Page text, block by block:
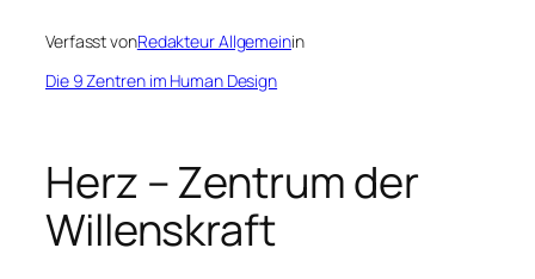
Verfasst vonRedakteur Allgemeinin
Die 9 Zentren im Human Design
Herz – Zentrum der
Willenskraft